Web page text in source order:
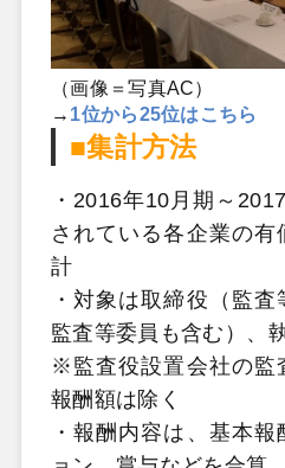
（画像＝写真AC）
→ 1位から25位はこちら
■集計方法
・2016年10月期～
されている各企業の
計
・対象は取締役（監
監査等委員も含む）、
※監査役設置会社の監
報酬額は除く
・報酬内容は、基本